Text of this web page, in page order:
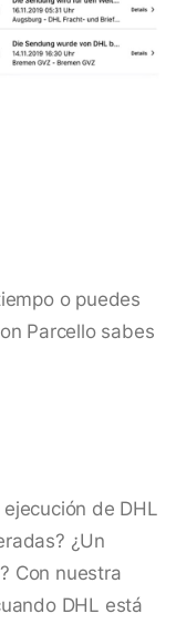
o puedes
Parcello sabes
de DHL
¿Un
Con nuestra
DHL está